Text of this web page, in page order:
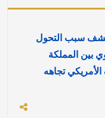
سبب التحول
بين المملكة
تجاهه